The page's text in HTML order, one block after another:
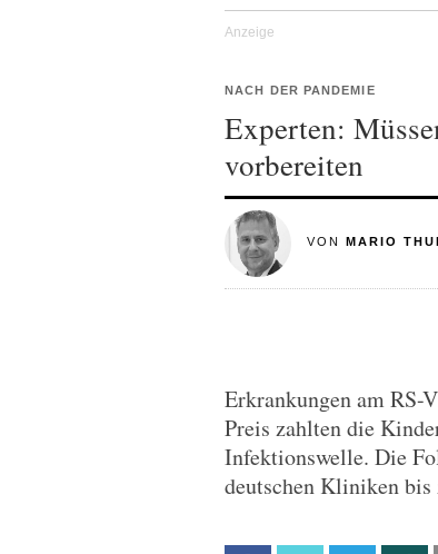
NACH DER PANDEMIE
Experten:
vorbereiten
VON MARIO
Erkrankungen am RS-
Preis zahlten die
Infektionswelle. Die
deutschen Kliniken bis